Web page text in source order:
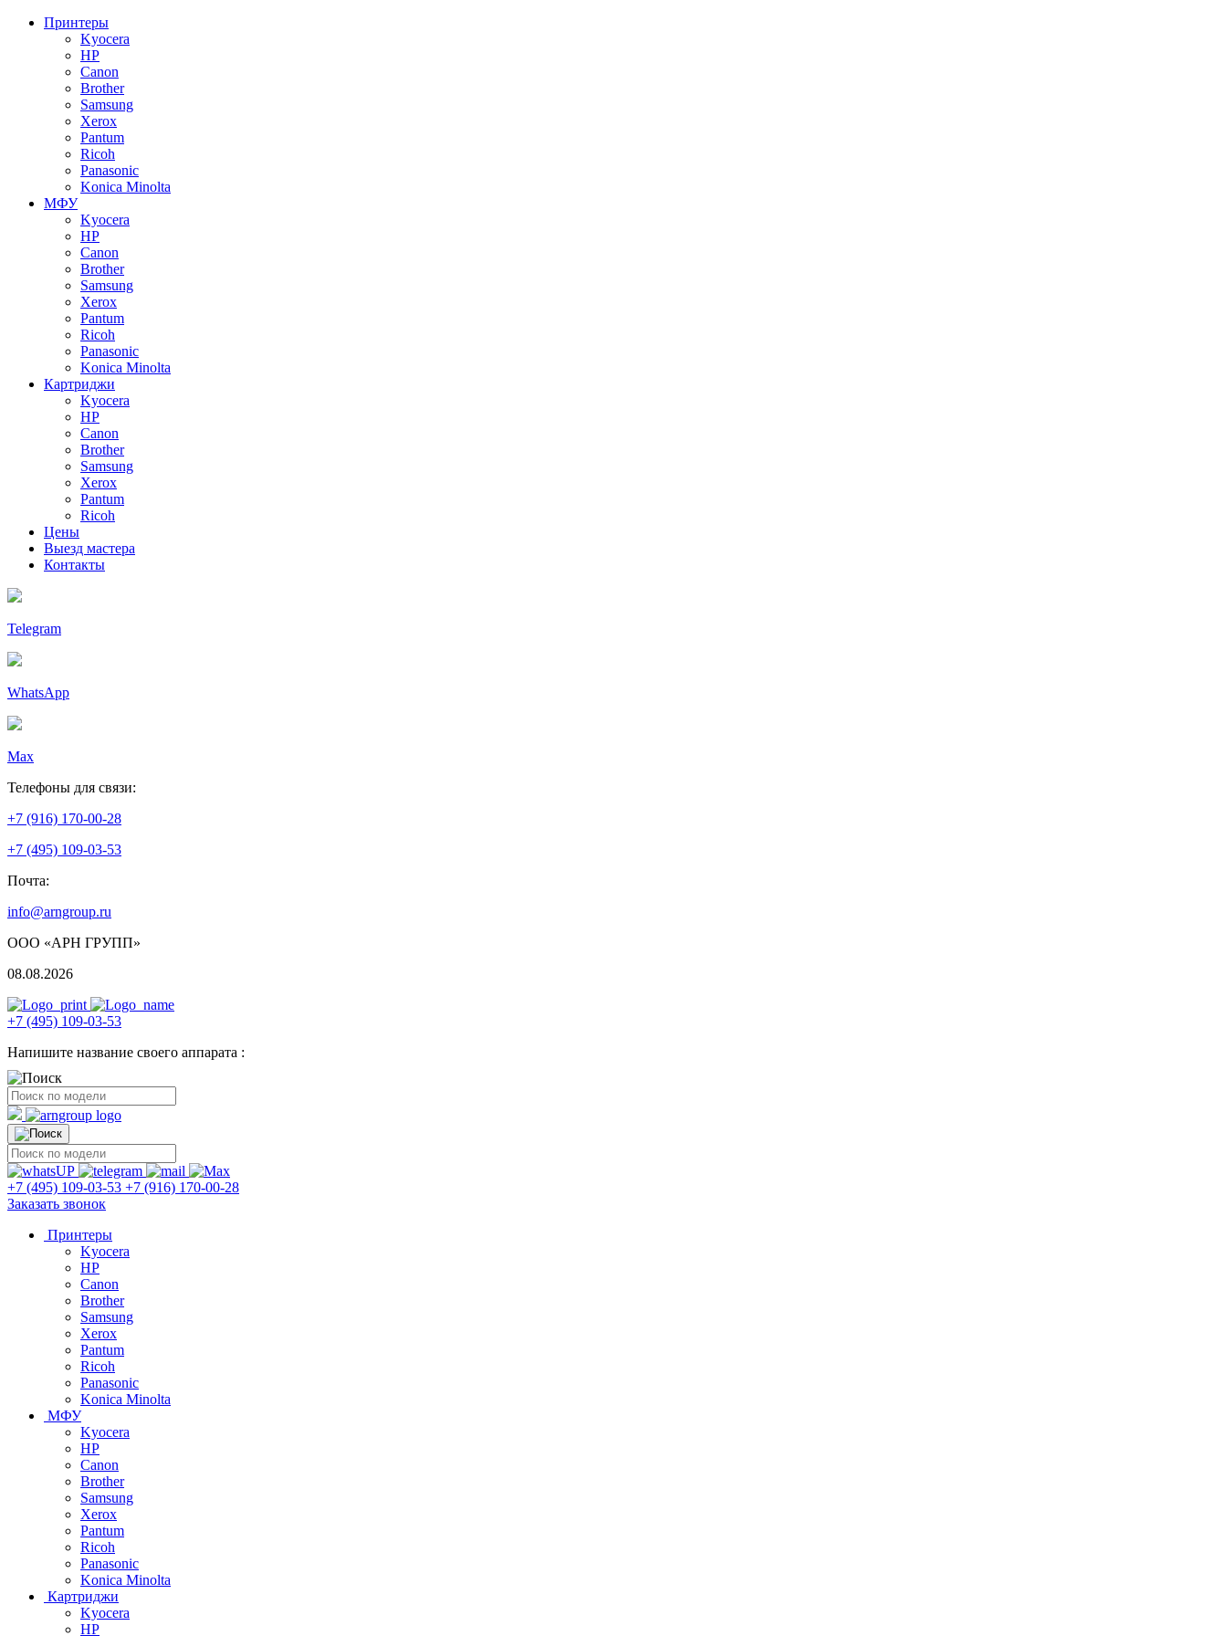
Принтеры
Kyocera
HP
Canon
Brother
Samsung
Xerox
Pantum
Ricoh
Panasonic
Konica Minolta
МФУ
Kyocera
HP
Canon
Brother
Samsung
Xerox
Pantum
Ricoh
Panasonic
Konica Minolta
Картриджи
Kyocera
HP
Canon
Brother
Samsung
Xerox
Pantum
Ricoh
Цены
Выезд мастера
Контакты
Telegram
WhatsApp
Max
Телефоны для связи:
+7 (916) 170-00-28
+7 (495) 109-03-53
Почта:
info@arngroup.ru
ООО «АРН ГРУПП»
08.08.2026
+7 (495) 109-03-53
Напишите название своего аппарата :
+7 (495) 109-03-53 +7 (916) 170-00-28
Заказать звонок
Принтеры
Kyocera
HP
Canon
Brother
Samsung
Xerox
Pantum
Ricoh
Panasonic
Konica Minolta
МФУ
Kyocera
HP
Canon
Brother
Samsung
Xerox
Pantum
Ricoh
Panasonic
Konica Minolta
Картриджи
Kyocera
HP